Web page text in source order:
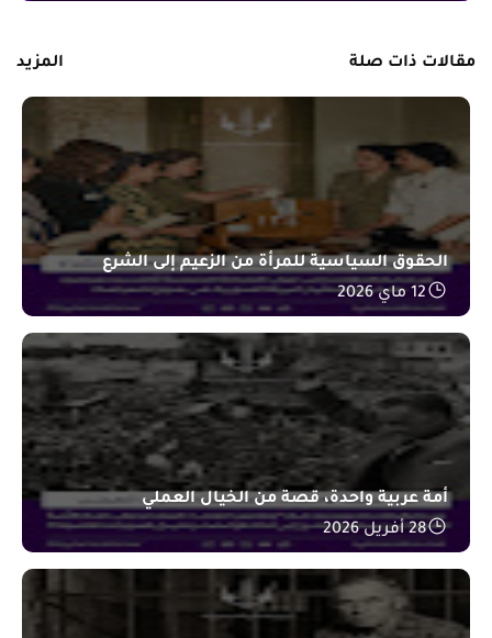
مقالات ذات صلة المزيد
الحقوق السياسية للمرأة من الزعيم إلى الشرع
12 ماي 2026
أمة عربية واحدة، قصة من الخيال العملي
28 أفريل 2026